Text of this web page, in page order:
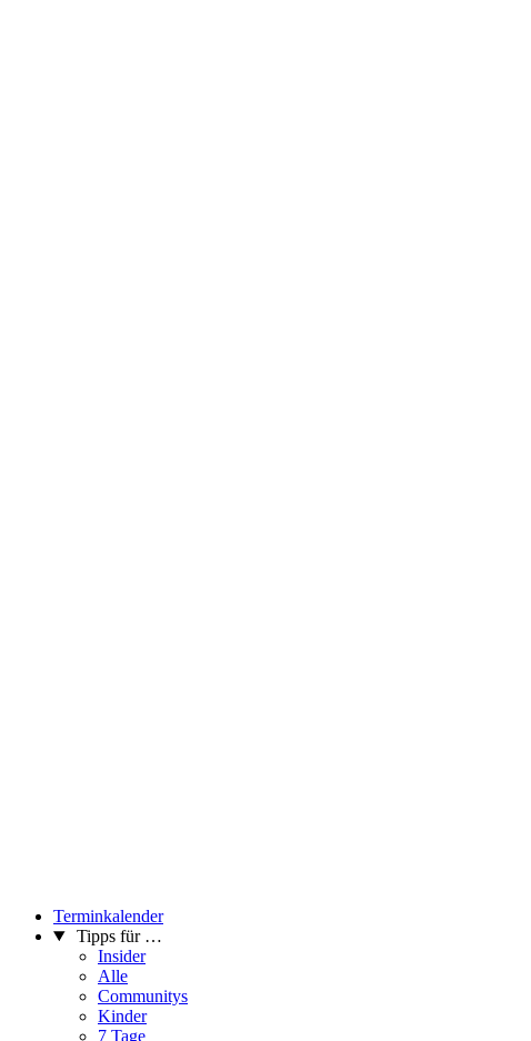
Terminkalender
Tipps für …
Insider
Alle
Communitys
Kinder
7 Tage